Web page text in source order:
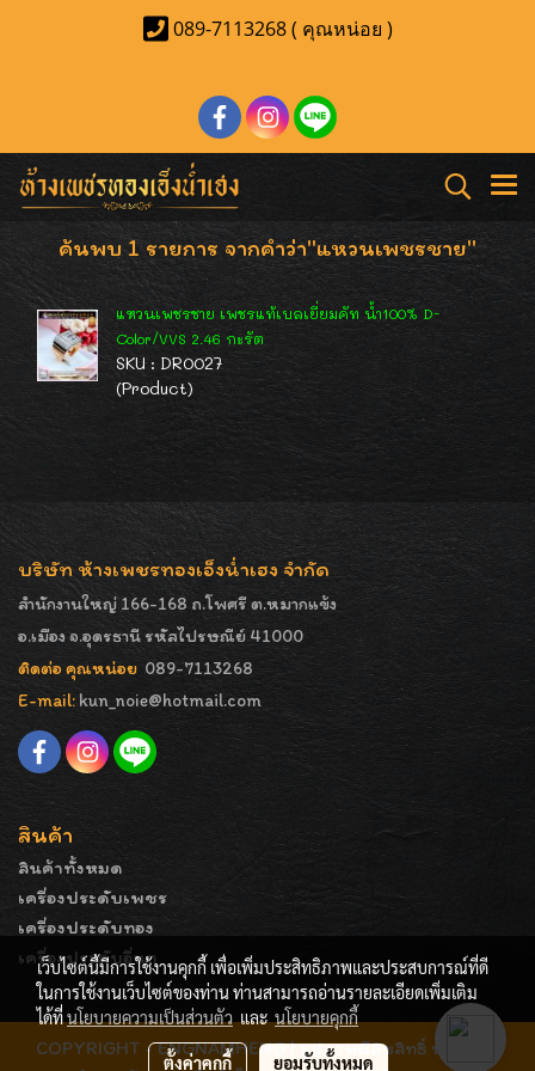
089-7113268 ( คุณหน่อย )
ค้นพบ 1 รายการ จากคำว่า"แหวนเพชรชาย"
แหวนเพชรชาย เพชรแท้เบลเยี่ยมคัท น้ำ100% D-
Color/VVS 2.46 กะรัต
SKU : DR0027
(Product)
บริษัท ห้างเพชรทองเอ็งน่ำเฮง จำกัด
สำนักงานใหญ่ 166-168 ถ.โพศรี ต.หมากแข้ง
อ.เมือง จ.อุดรธานี รหัสไปรษณีย์ 41000
ติดต่อ คุณหน่อย 089-7113268
E-mail: kun_noie@hotmail.com
สินค้า
สินค้าทั้งหมด
เครื่องประดับเพชร
เครื่องประดับทอง
เครื่องประดับอื่นๆ
COPYRIGHT - ENGNAMHENG | รูปภาพมีลิขสิทธิ์ ห้ามมิให้
เว็บไซต์นี้มีการใช้งานคุกกี้ เพื่อเพิ่มประสิทธิภาพและประสบการณ์ที่ดี
ในการใช้งานเว็บไซต์ของท่าน ท่านสามารถอ่านรายละเอียดเพิ่มเติม
ได้ที่นโยบายความเป็นส่วนตัวและนโยบายคุกกี้
ตั้งค่าคุกกี้ ยอมรับทั้งหมด